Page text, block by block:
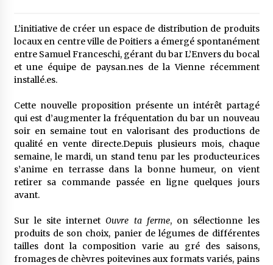
L’initiative de créer un espace de distribution de produits
locaux en centre ville de Poitiers a émergé spontanément
entre Samuel Franceschi, gérant du bar L’Envers du bocal
et une équipe de paysan.nes de la Vienne récemment
installé.es.
Cette nouvelle proposition présente un intérêt partagé
qui est d’augmenter la fréquentation du bar un nouveau
soir en semaine tout en valorisant des productions de
qualité en vente directe.Depuis plusieurs mois, chaque
semaine, le mardi, un stand tenu par les producteur.ices
s’anime en terrasse dans la bonne humeur, on vient
retirer sa commande passée en ligne quelques jours
avant.
Sur le site internetOuvre ta ferme, on sélectionne les
produits de son choix, panier de légumes de différentes
tailles dont la composition varie au gré des saisons,
fromages de chèvres poitevines aux formats variés, pains